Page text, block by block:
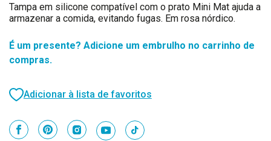
Tampa em silicone compatível com o prato Mini Mat ajuda a
armazenar a comida, evitando fugas. Em rosa nórdico.
É um presente? Adicione um embrulho no carrinho de
compras.
Adicionar à lista de favoritos